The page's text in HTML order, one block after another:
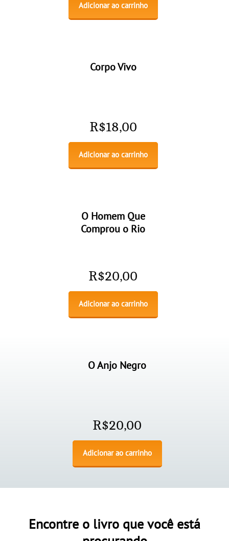
Adicionar ao carrinho
Corpo Vivo
R$18,00
Adicionar ao carrinho
O Homem Que
Comprou o Rio
R$20,00
Adicionar ao carrinho
O Anjo Negro
R$20,00
Adicionar ao carrinho
Encontre o livro que você está